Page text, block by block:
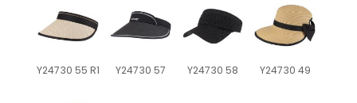
Y24730 55 R1 Y24730 57 Y24730 58 Y24730 49